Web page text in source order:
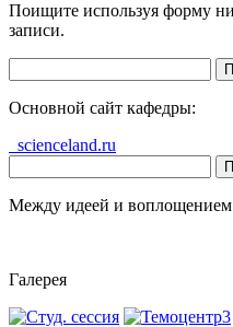
Поищите используя форму
записи.
Основной сайт кафедры:
scienceland.ru
Между идеей и воплощением
Галерея